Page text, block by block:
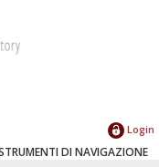
Login
DI NAVIGAZIONE